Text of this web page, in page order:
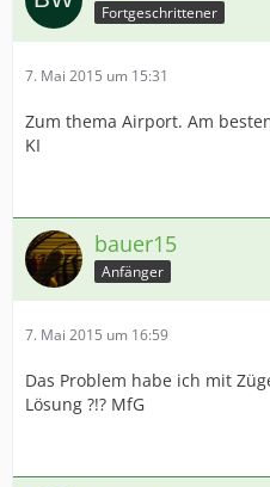
Fortgeschrittener
7. Mai 2015 um 15:31
Zum thema Airport. Am
KI
bauer15
Anfänger
7. Mai 2015 um 16:59
Das Problem habe ich mit
Lösung ?!? MfG